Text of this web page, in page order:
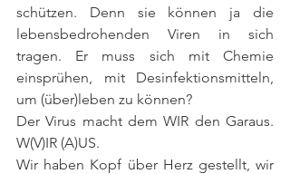
schützen. Denn sie können ja die
lebensbedrohenden Viren in sich
tragen. Er muss sich mit Chemie
einsprühen, mit Desinfektionsmitteln,
um (über)leben zu können?
Der Virus macht dem WIR den Garaus.
W(V)IR (A)US.
Wir haben Kopf über Herz gestellt, wir